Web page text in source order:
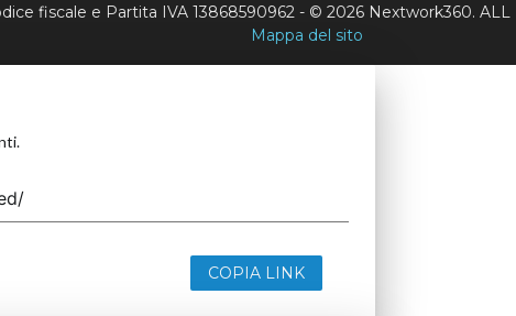
fiscale e Partita IVA 13868590962 - © 2026 Nextwork360. ALL
Mappa del sito
COPIA LINK